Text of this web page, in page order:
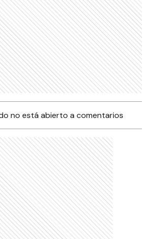
no está abierto a comentarios